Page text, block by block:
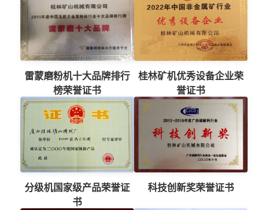
雷蒙磨粉机十大品牌排行
榜荣誉证书
桂林矿机优秀设备企业荣
誉证书
分级机国家级产品荣誉证
书
科技创新奖荣誉证书